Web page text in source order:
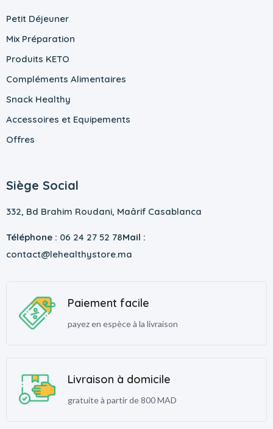
Petit Déjeuner
Mix Préparation
Produits KETO
Compléments Alimentaires
Snack Healthy
Accessoires et Equipements
Offres
Siège Social
332, Bd Brahim Roudani, Maârif Casablanca
Téléphone : 06 24 27 52 78Mail :
contact@lehealthystore.ma
Paiement facile
payez en espèce à la livraison
Livraison à domicile
gratuite à partir de 800 MAD